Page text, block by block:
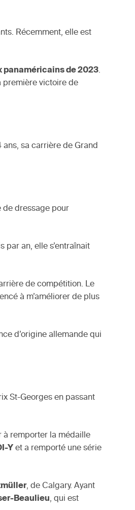
Récemment, elle est
panaméricains de 2023.
première victoire de
sa carrière de Grand
de dressage pour
par an, elle s’entraînait
de compétition. Le
à m’améliorer de plus
d’origine allemande qui
St-Georges en passant
à remporter la médaille
Y et a remporté une série
, de Calgary. Ayant
Beaulieu, qui est